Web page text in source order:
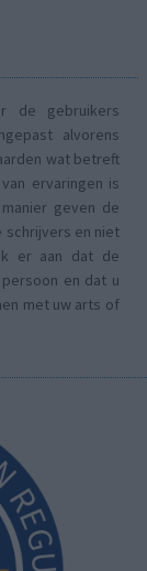
de gebruikers
alvorens
wat betreft
ervaringen is
geven de
schrijvers en niet
er aan dat de
en dat u
met uw arts of